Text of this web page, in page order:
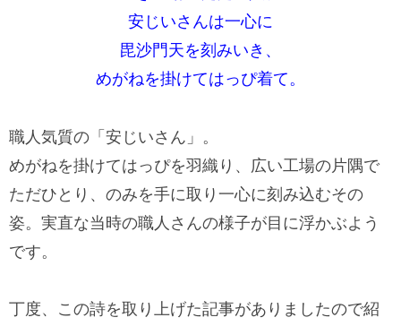
安じいさんは一心に
毘沙門天を刻みいき、
めがねを掛けてはっぴ着て。
職人気質の「安じいさん」。
めがねを掛けてはっぴを羽織り、広い工場の片隅で
ただひとり、のみを手に取り一心に刻み込むその
姿。実直な当時の職人さんの様子が目に浮かぶよう
です。
丁度、この詩を取り上げた記事がありましたので紹